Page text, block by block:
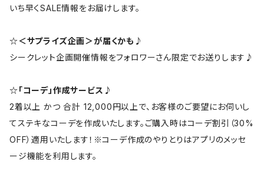
いち早くSALE情報をお届けします。
☆＜サプライズ企画＞が届くかも♪
シークレット企画開催情報をフォロワーさん限定でお送りします♪
☆「コーデ」作成サービス♪
2着以上 かつ 合計 12,000円以上で、お客様のご要望にお伺いし
てステキなコーデを作成いたします。ご購入時はコーデ割引（30%
OFF）適用いたします！※コーデ作成のやりとりはアプリのメッセ
ージ機能を利用します。